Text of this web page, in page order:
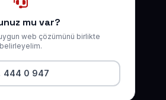
mu var?
web çözümünü birlikte
belirleyelim.
444 0 947